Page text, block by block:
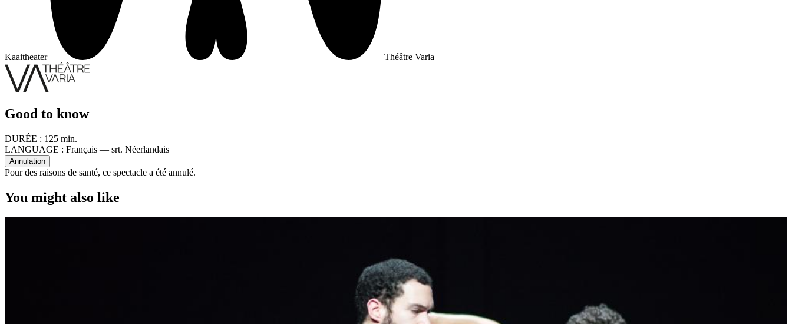
Kaaitheater Théâtre Varia
Good to know
DURÉE : 125 min.
LANGUAGE : Français — srt. Néerlandais
Annulation
Pour des raisons de santé, ce spectacle a été annulé.
You might also like